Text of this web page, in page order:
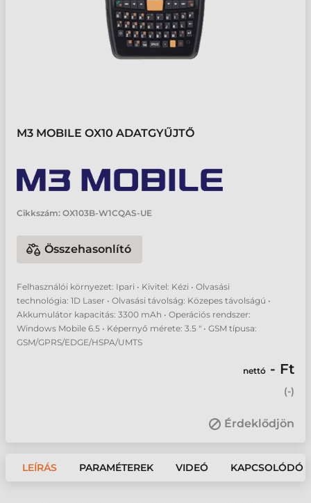
M3 MOBILE OX10 ADATGYŰJTŐ
Cikkszám: OX103B-W1CQAS-UE
Összehasonlító
Felhasználói környezet: Ipari • Kivitel: Kézi • Olvasási
technológia: 1D Laser • Olvasási távolság: Közepes távolságú •
Akkumulátor kapacitás: 3300 mAh • Operációs rendszer:
Windows Mobile 6.5 • Képernyő mérete: 3.5 " • GSM típusa:
GSM/GPRS/EDGE/HSPA/UMTS
nettó - Ft
(-)
Érdeklődjön
LEÍRÁS PARAMÉTEREK VIDEÓ KAPCSOLÓDÓ